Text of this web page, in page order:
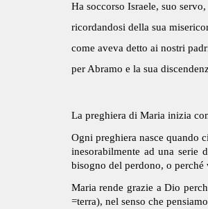
Ha soccorso Israele, suo servo,
ricordandosi della sua
come aveva detto ai nostri
per Abramo e la sua
La preghiera di Maria inizia
Ogni preghiera nasce quando
inesorabilmente ad una serie
bisogno del perdono, o perché
Maria rende grazie a Dio
=terra), nel senso che